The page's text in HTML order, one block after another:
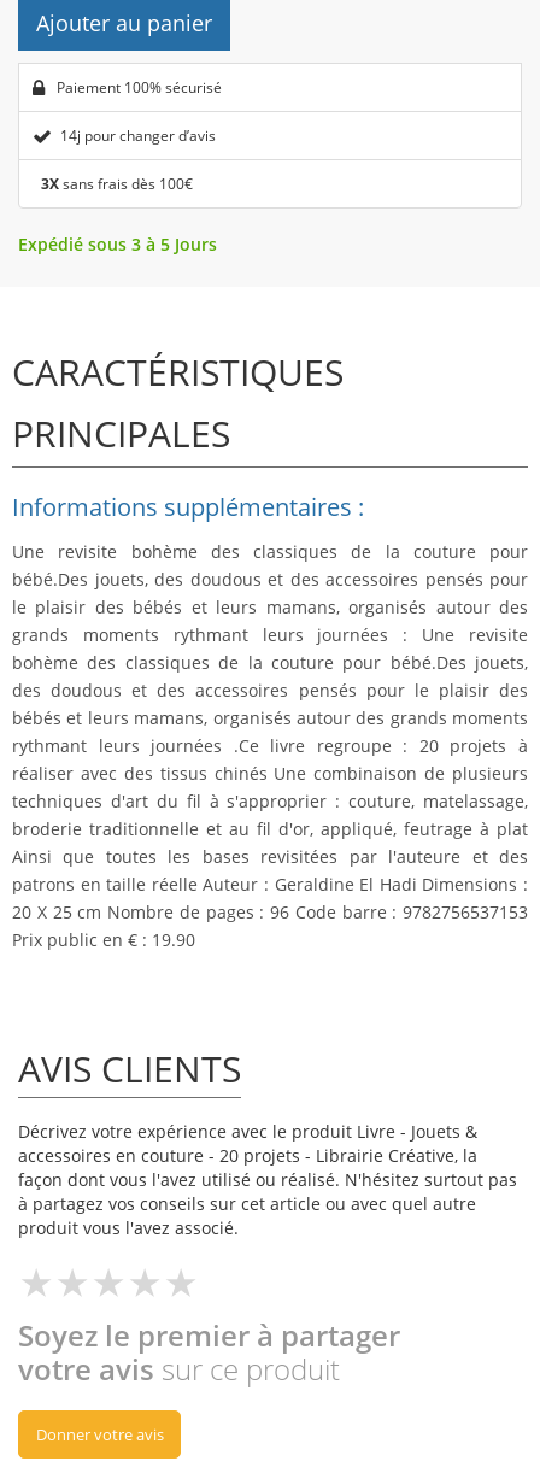
Ajouter au panier
Paiement 100% sécurisé
14j pour changer d’avis
3Xsans frais dès 100€
Expédié sous 3 à 5 Jours
CARACTÉRISTIQUES
PRINCIPALES
Informations supplémentaires :
Une revisite bohème des classiques de la couture pour
bébé.Des jouets, des doudous et des accessoires pensés pour
le plaisir des bébés et leurs mamans, organisés autour des
grands moments rythmant leurs journées : Une revisite
bohème des classiques de la couture pour bébé.Des jouets,
des doudous et des accessoires pensés pour le plaisir des
bébés et leurs mamans, organisés autour des grands moments
rythmant leurs journées .Ce livre regroupe : 20 projets à
réaliser avec des tissus chinés Une combinaison de plusieurs
techniques d'art du fil à s'approprier :couture, matelassage,
broderie traditionnelle et au fil d'or, appliqué, feutrage à plat
Ainsi que toutes les bases revisitées par l'auteure et des
patrons en taille réelle Auteur : Geraldine El Hadi Dimensions :
20 X 25 cm Nombre de pages : 96 Code barre : 9782756537153
Prix public en € : 19.90
AVIS CLIENTS
Décrivez votre expérience avec le produit Livre - Jouets &
accessoires en couture - 20 projets - Librairie Créative, la
façon dont vous l'avez utilisé ou réalisé. N'hésitez surtout pas
à partagez vos conseils sur cet article ou avec quel autre
produit vous l'avez associé.
Soyez le premier à partager
votre avis sur ce produit
Donner votre avis